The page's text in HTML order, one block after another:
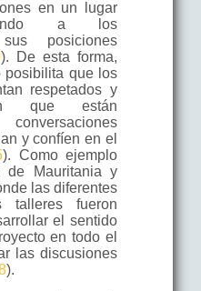
en un lugar
a los
posiciones
). De esta forma,
posibilita que los
respetados y
que están
y confíen en el
). Como ejemplo
de Mauritania y
las diferentes
talleres fueron
el sentido
en todo el
las discusiones
).